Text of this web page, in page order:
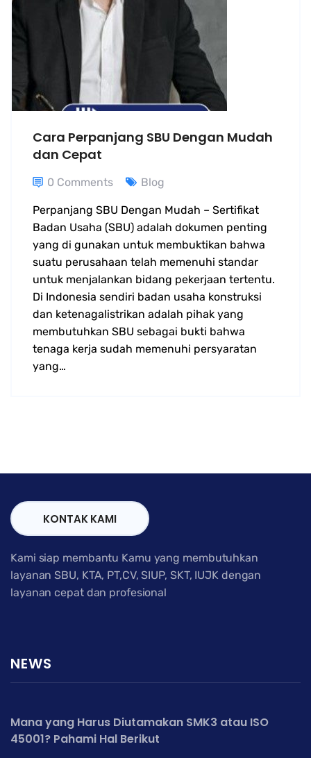
Cara Perpanjang SBU Dengan Mudah
dan Cepat
0 Comments Blog
Perpanjang SBU Dengan Mudah – Sertifikat
Badan Usaha (SBU) adalah dokumen penting
yang di gunakan untuk membuktikan bahwa
suatu perusahaan telah memenuhi standar
untuk menjalankan bidang pekerjaan tertentu.
Di Indonesia sendiri badan usaha konstruksi
dan ketenagalistrikan adalah pihak yang
membutuhkan SBU sebagai bukti bahwa
tenaga kerja sudah memenuhi persyaratan
yang…
KONTAK KAMI
Kami siap membantu Kamu yang membutuhkan
layanan SBU, KTA, PT,CV, SIUP, SKT, IUJK dengan
layanan cepat dan profesional
NEWS
Mana yang Harus Diutamakan SMK3 atau ISO
45001? Pahami Hal Berikut